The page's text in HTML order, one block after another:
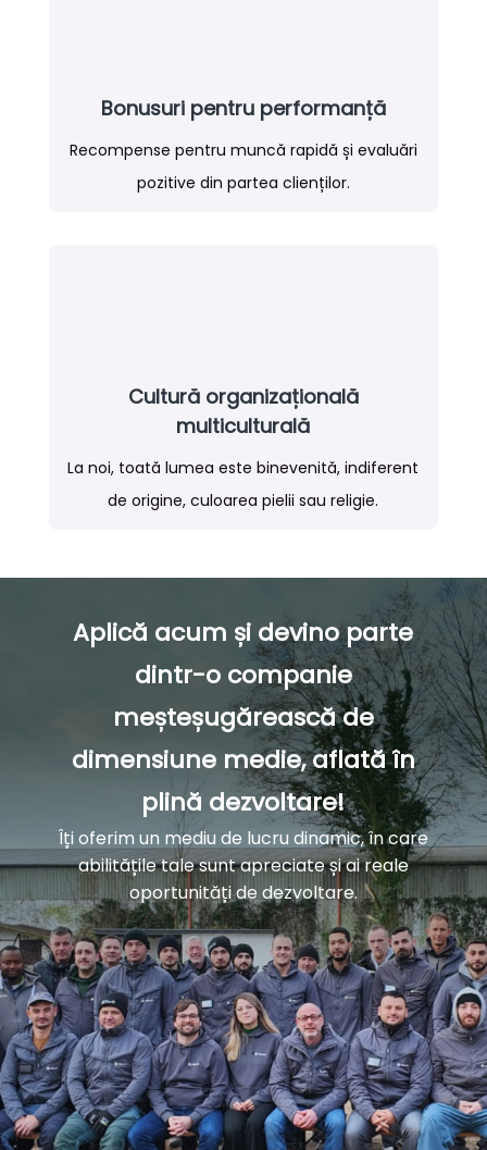
Bonusuri pentru performanță
Recompense pentru muncă rapidă și evaluări
pozitive din partea clienților.
Cultură organizațională
multiculturală
La noi, toată lumea este binevenită, indiferent
de origine, culoarea pielii sau religie.
Aplică acum și devino parte
dintr-o companie
meșteșugărească de
dimensiune medie, aflată în
plină dezvoltare!
Îți oferim un mediu de lucru dinamic, în care
abilitățile tale sunt apreciate și ai reale
oportunități de dezvoltare.